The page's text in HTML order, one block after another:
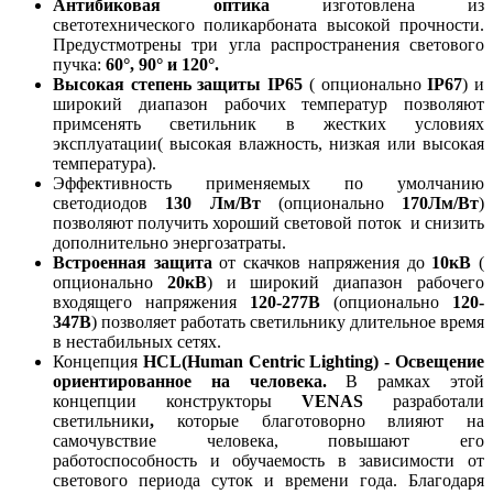
Антибиковая оптика изготовлена из
светотехнического поликарбоната высокой прочности.
Предустмотрены три угла распространения светового
пучка: 60°, 90° и 120°.
Высокая степень защиты IP65 ( опциональноIP67) и
широкий диапазон рабочих температур позволяют
примсенять светильник в жестких условиях
эксплуатации( высокая влажность, низкая или высокая
температура).
Эффективность применяемых по умолчанию
светодиодов 130 Лм/Вт(опционально 170Лм/Вт)
позволяют получить хороший световой поток и снизить
дополнительно энергозатраты.
Встроенная защита от скачков напряжения до10кВ (
опционально 20кВ) и широкий диапазон рабочего
входящего напряжения 120-277В (опционально 120-
347В) позволяет работать светильнику длительное время
в нестабильных сетях.
Концепция HCL(Human Centric Lighting) - Освещение
ориентированное на человека.В рамках этой
концепции конструкторы VENAS разработали
светильники, которые благотоворно влияют на
самочувствие человека,
повышают его
работоспособность и обучаемость в зависимости от
светового периода суток и времени года. Благодаря